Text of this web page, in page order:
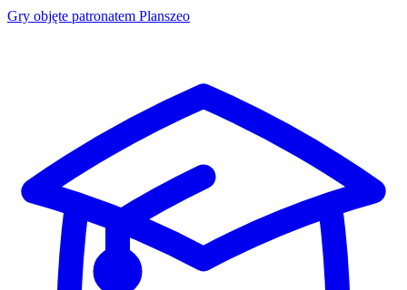
Gry objęte patronatem Planszeo